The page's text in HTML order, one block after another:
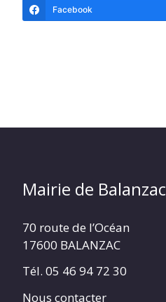
Facebook
Mairie de Balanzac
70 route de l’Océan
17600 BALANZAC
Tél. 05 46 94 72 30
Nous contacter